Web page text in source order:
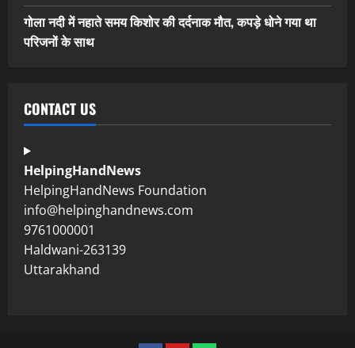
गोला नदी में नहाते समय किशोर की दर्दनाक मौत, कपड़े धोने गया था
परिजनों के साथ
CONTACT US
HelpingHandNews
HelpingHandNews Foundation
info@helpinghandnews.com
9761000001
Haldwani-263139
Uttarakhand